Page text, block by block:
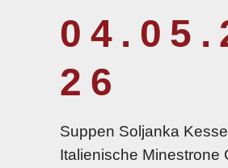
26
Suppen Soljanka
Italienische Minestrone